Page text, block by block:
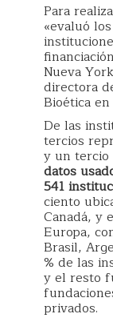
Para
«evaluó
Nueva
directora
Bioética
De las
tercios
y un tercio
datos
541
ciento
Canadá, y
Europa,
Brasil,
% de las
y el resto
privados.